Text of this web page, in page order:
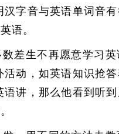
字音与英语单词音
语。
数差生不再愿意学习
动，如英语知识抢
讲，那么他看到听